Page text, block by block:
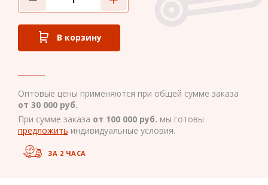
В корзину
Оптовые цены применяются при общей сумме заказа
от 30 000 руб.
При сумме заказа от 100 000 руб. мы готовы
предложить индивидуальные условия.
ЗА 2 ЧАСА